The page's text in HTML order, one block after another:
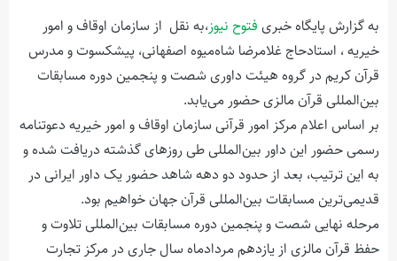
به گزارش پایگاه خبری فتوح نیوز،به نقل از سازمان اوقاف و امور
خیریه ، استادحاج غلامرضا شاه‌میوه ‌اصفهانی، پیشکسوت و مدرس
قرآن کریم در گروه هیئت داوری شصت و پنجمین دوره مسابقات
بین‌المللی قرآن مالزی حضور می‌یابد.
بر اساس اعلام مرکز امور قرآنی سازمان اوقاف و امور خیریه دعوتنامه
رسمی حضور این داور بین‌المللی طی روز‌های گذشته دریافت شده و
به این ترتیب، بعد از حدود دو دهه شاهد حضور یک داور ایرانی در
قدیمی‌ترین مسابقات بین‌المللی قرآن جهان خواهیم بود.
مرحله نهایی شصت و پنجمین دوره مسابقات بین‌المللی تلاوت و
حفظ قرآن مالزی از یازدهم مردادماه سال جاری در مرکز تجارت